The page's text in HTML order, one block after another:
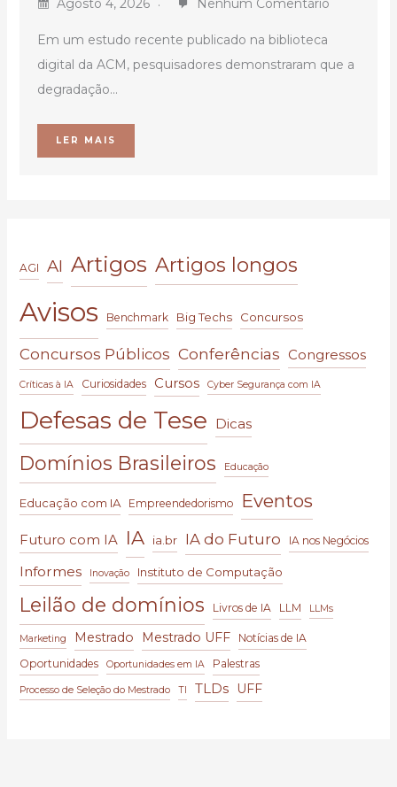
Agosto 4, 2026 Nenhum Comentário
Em um estudo recente publicado na biblioteca
digital da ACM, pesquisadores demonstraram que a
degradação...
LER MAIS
AGI AI Artigos Artigos longos
Avisos Benchmark Big Techs Concursos
Concursos Públicos Conferências Congressos
Críticas à IA Curiosidades Cursos Cyber Segurança com IA
Defesas de Tese Dicas
Domínios Brasileiros Educação
Educação com IA Empreendedorismo Eventos
Futuro com IA IA ia.br IA do Futuro IA nos Negócios
Informes Inovação Instituto de Computação
Leilão de domínios Livros de IA LLM LLMs
Marketing Mestrado Mestrado UFF
Notícias de IA
Oportunidades
Oportunidades em IA Palestras
Processo de Seleção do Mestrado TI TLDs UFF